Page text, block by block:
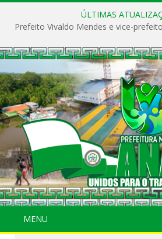
ÚLTIMAS
MENU